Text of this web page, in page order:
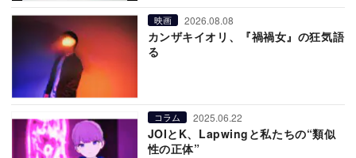
映画 2026.08.08
カンザキイオリ、『禍禍女』の狂気語
る
コラム 2025.06.22
JOIとK、Lapwingと私たちの“類似
性の正体”